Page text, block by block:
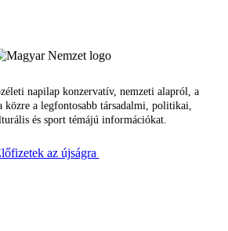
napilap konzervatív, nemzeti alapról, a
közre a legfontosabb társadalmi, politikai,
és sport témájú információkat.
az újságra